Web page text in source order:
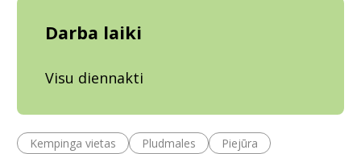
Darba laiki
Visu diennakti
Kempinga vietas Pludmales Piejūra